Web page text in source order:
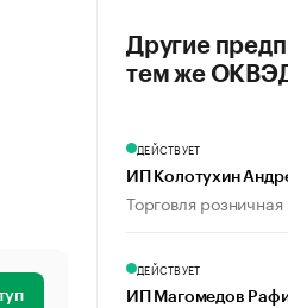
Другие
тем же
ДЕЙСТВУЕТ
ИП Колотухин
Торговля
ДЕЙСТВУЕТ
ИП Магомедов